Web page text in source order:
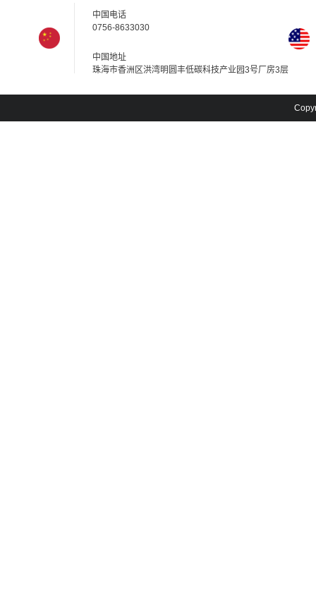
中国电话
0756-8633030
中国地址
珠海市香洲区洪湾明圆丰低碳科技产业园3号厂房3层